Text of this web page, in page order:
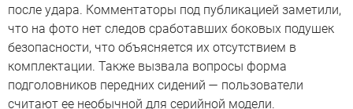
после удара. Комментаторы под публикацией заметили,
что на фото нет следов сработавших боковых подушек
безопасности, что объясняется их отсутствием в
комплектации. Также вызвала вопросы форма
подголовников передних сидений — пользователи
считают ее необычной для серийной модели.